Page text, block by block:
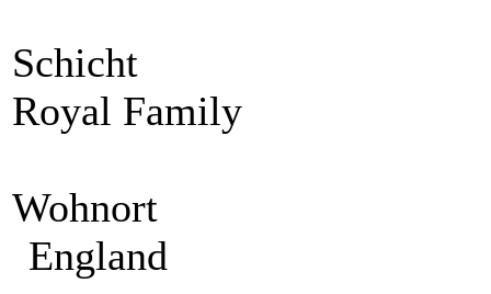
Schicht
Royal Family
Wohnort
England